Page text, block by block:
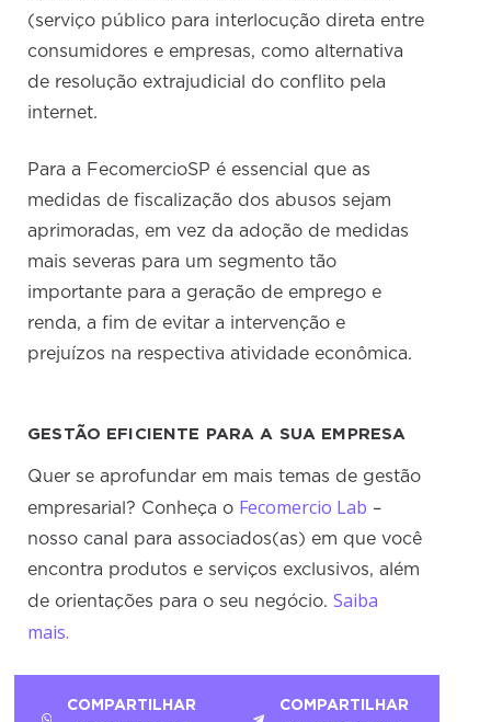
(serviço público para interlocução direta entre
consumidores e empresas, como alternativa
de resolução extrajudicial do conflito pela
internet.
Para a FecomercioSP é essencial que as
medidas de fiscalização dos abusos sejam
aprimoradas, em vez da adoção de medidas
mais severas para um segmento tão
importante para a geração de emprego e
renda, a fim de evitar a intervenção e
prejuízos na respectiva atividade econômica.
GESTÃO EFICIENTE PARA A SUA EMPRESA
Quer se aprofundar em mais temas de gestão
empresarial? Conheça o Fecomercio Lab –
nosso canal para associados(as) em que você
encontra produtos e serviços exclusivos, além
de orientações para o seu negócio.Saiba
mais.
COMPARTILHAR
COMPARTILHAR